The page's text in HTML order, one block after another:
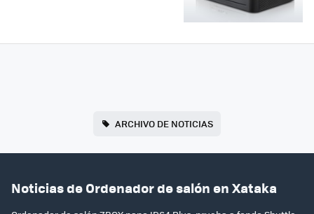
ARCHIVO DE NOTICIAS
Noticias de Ordenador de salón en Xataka